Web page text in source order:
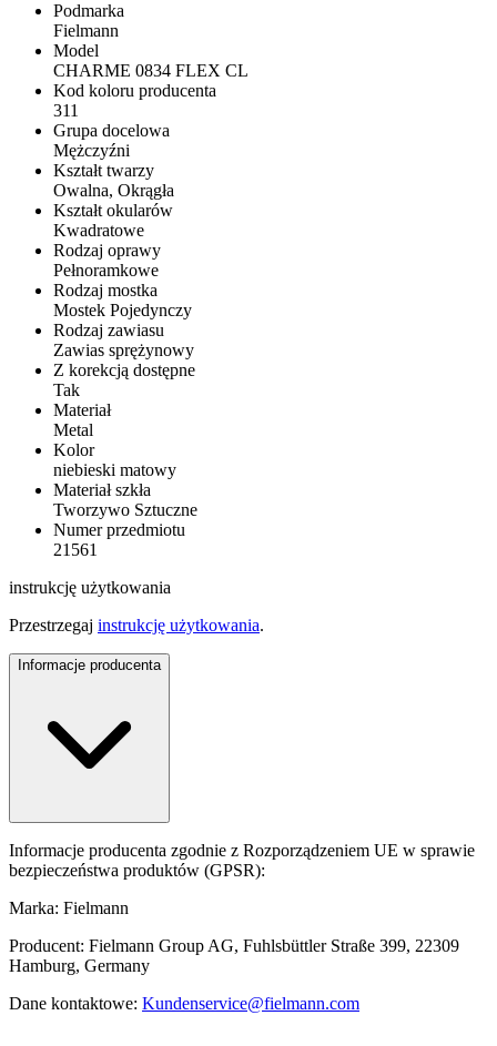
Podmarka
Fielmann
Model
CHARME 0834 FLEX CL
Kod koloru producenta
311
Grupa docelowa
Mężczyźni
Kształt twarzy
Owalna, Okrągła
Kształt okularów
Kwadratowe
Rodzaj oprawy
Pełnoramkowe
Rodzaj mostka
Mostek Pojedynczy
Rodzaj zawiasu
Zawias sprężynowy
Z korekcją dostępne
Tak
Materiał
Metal
Kolor
niebieski matowy
Materiał szkła
Tworzywo Sztuczne
Numer przedmiotu
21561
instrukcję użytkowania
Przestrzegaj instrukcję użytkowania.
Informacje producenta
Informacje producenta zgodnie z Rozporządzeniem UE w sprawie
bezpieczeństwa produktów (GPSR):
Marka: Fielmann
Producent: Fielmann Group AG, Fuhlsbüttler Straße 399, 22309
Hamburg, Germany
Dane kontaktowe: Kundenservice@fielmann.com